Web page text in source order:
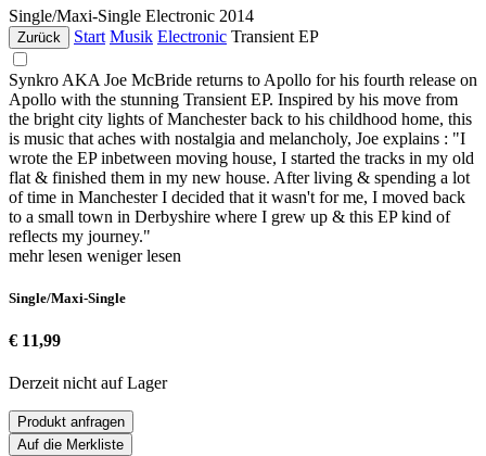
Single/Maxi-Single Electronic 2014
Zurück Start Musik Electronic Transient EP
Synkro AKA Joe McBride returns to Apollo for his fourth release on
Apollo with the stunning Transient EP. Inspired by his move from
the bright city lights of Manchester back to his childhood home, this
is music that aches with nostalgia and melancholy, Joe explains : "I
wrote the EP inbetween moving house, I started the tracks in my old
flat & finished them in my new house. After living & spending a lot
of time in Manchester I decided that it wasn't for me, I moved back
to a small town in Derbyshire where I grew up & this EP kind of
reflects my journey."
mehr lesen weniger lesen
Single/Maxi-Single
€ 11,99
Derzeit nicht auf Lager
Produkt anfragen
Auf die Merkliste